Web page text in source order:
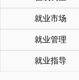
就业市场
就业管理
就业指导